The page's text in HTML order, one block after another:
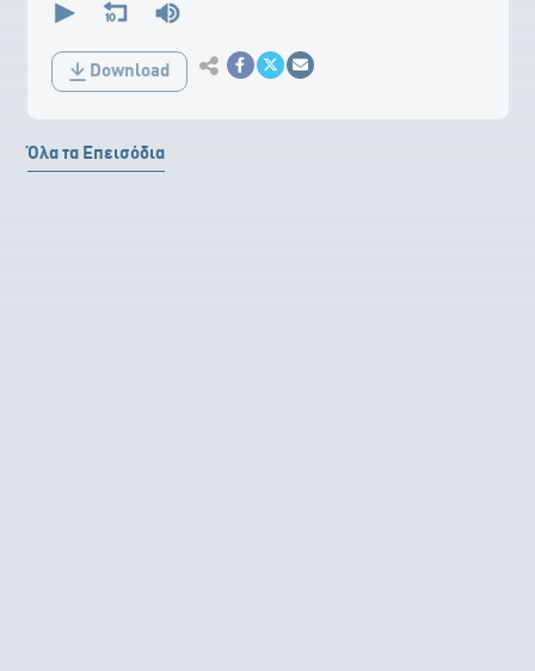
seconds
0
secondsDownload Κοινοποίηση στο Facebook
Κοινοποίηση Twitter
Αποστολή με Email
Όλα τα Επεισόδια